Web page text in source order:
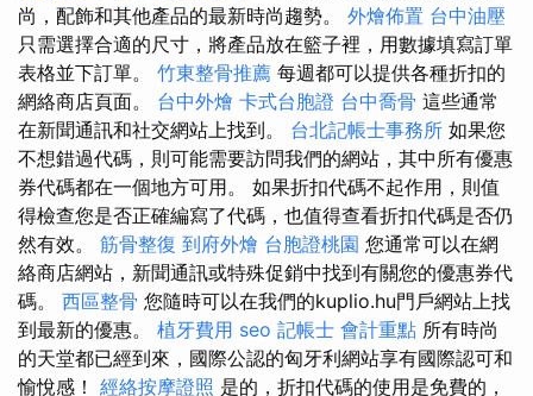
尚，配飾和其他產品的最新時尚趨勢。 外燴佈置 台中油壓
只需選擇合適的尺寸，將產品放在籃子裡，用數據填寫訂單
表格並下訂單。 竹東整骨推薦 每週都可以提供各種折扣的
網絡商店頁面。 台中外燴 卡式台胞證 台中喬骨 這些通常
在新聞通訊和社交網站上找到。 台北記帳士事務所 如果您
不想錯過代碼，則可能需要訪問我們的網站，其中所有優惠
券代碼都在一個地方可用。 如果折扣代碼不起作用，則值
得檢查您是否正確編寫了代碼，也值得查看折扣代碼是否仍
然有效。 筋骨整復 到府外燴 台胞證桃園 您通常可以在網
絡商店網站，新聞通訊或特殊促銷中找到有關您的優惠券代
碼。 西區整骨 您隨時可以在我們的kuplio.hu門戶網站上找
到最新的優惠。 植牙費用 seo 記帳士 會計重點 所有時尚
的天堂都已經到來，國際公認的匈牙利網站享有國際認可和
愉悅感！ 經絡按摩證照 是的，折扣代碼的使用是免費的，